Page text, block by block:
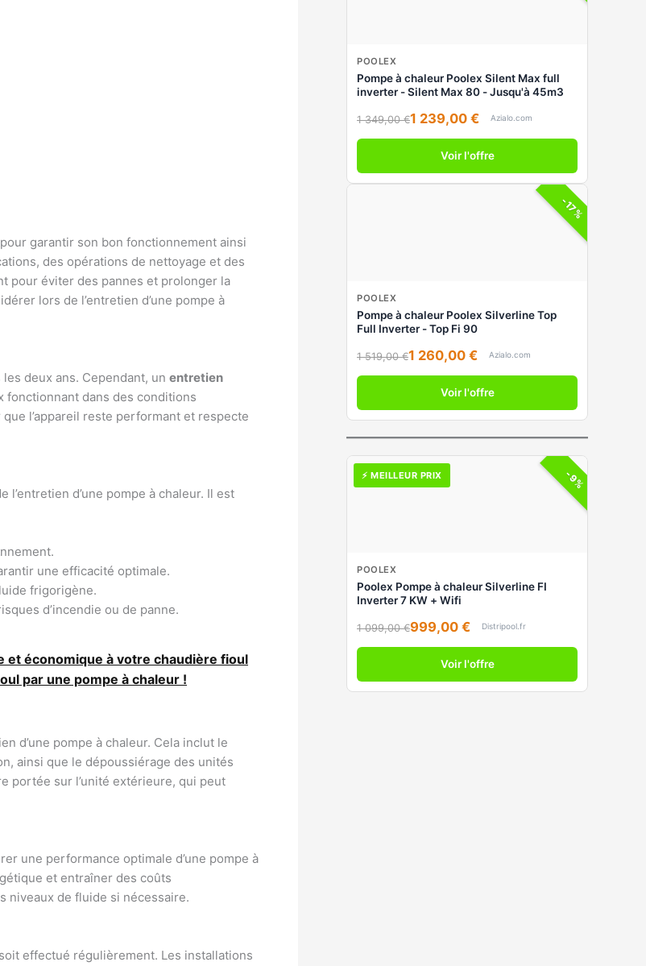
garantir son bon fonctionnement ainsi
des opérations de nettoyage et des
pour éviter des pannes et prolonger la
lors de l’entretien d’une pompe à
deux ans. Cependant, un entretien
fonctionnant dans des conditions
l’appareil reste performant et respecte
d’une pompe à chaleur. Il est
une efficacité optimale.
frigorigène.
d’incendie ou de panne.
et économique à votre chaudière fioul
par une pompe à chaleur !
d’une pompe à chaleur. Cela inclut le
ainsi que le dépoussiérage des unités
portée sur l’unité extérieure, qui peut
une performance optimale d’une pompe à
et entraîner des coûts
niveaux de fluide si nécessaire.
effectué régulièrement. Les installations
POOLEX
Pompe à chaleur Poolex Silent Max full
inverter - Silent Max 80 - Jusqu'à 45m3
1 349,00 €1 239,00 € Azialo.com
Voir l'offre
-17%
POOLEX
Pompe à chaleur Poolex Silverline Top
Full Inverter - Top Fi 90
1 519,00 €1 260,00 € Azialo.com
Voir l'offre
-9%
⚡ MEILLEUR PRIX
POOLEX
Poolex Pompe à chaleur Silverline FI
Inverter 7 KW + Wifi
1 099,00 €999,00 € Distripool.fr
Voir l'offre